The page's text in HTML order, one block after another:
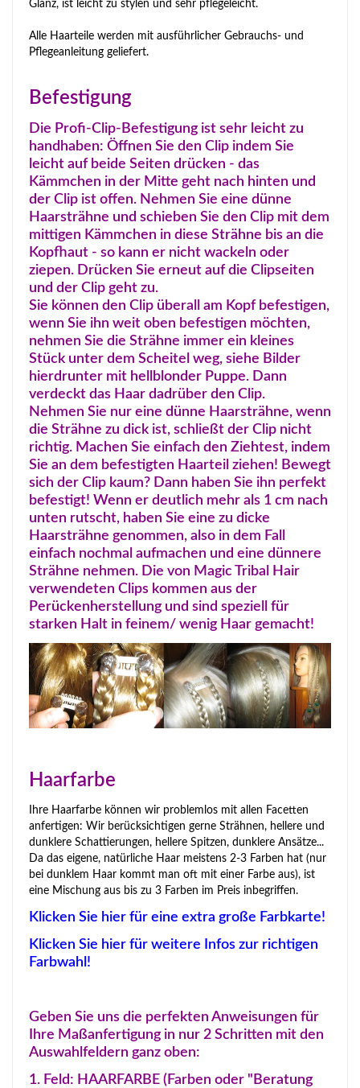
Glanz, ist leicht zu stylen und sehr pflegeleicht.
Alle Haarteile werden mit ausführlicher Gebrauchs- und
Pflegeanleitung geliefert.
Befestigung
Die Profi-Clip-Befestigung ist sehr leicht zu
handhaben: Öffnen Sie den Clip indem Sie
leicht auf beide Seiten drücken - das
Kämmchen in der Mitte geht nach hinten und
der Clip ist offen. Nehmen Sie eine dünne
Haarsträhne und schieben Sie den Clip mit dem
mittigen Kämmchen in diese Strähne bis an die
Kopfhaut - so kann er nicht wackeln oder
ziepen. Drücken Sie erneut auf die Clipseiten
und der Clip geht zu.
Sie können den Clip überall am Kopf befestigen,
wenn Sie ihn weit oben befestigen möchten,
nehmen Sie die Strähne immer ein kleines
Stück unter dem Scheitel weg, siehe Bilder
hierdrunter mit hellblonder Puppe. Dann
verdeckt das Haar dadrüber den Clip.
Nehmen Sie nur eine dünne Haarsträhne, wenn
die Strähne zu dick ist, schließt der Clip nicht
richtig. Machen Sie einfach den Ziehtest, indem
Sie an dem befestigten Haarteil ziehen! Bewegt
sich der Clip kaum? Dann haben Sie ihn perfekt
befestigt! Wenn er deutlich mehr als 1 cm nach
unten rutscht, haben Sie eine zu dicke
Haarsträhne genommen, also in dem Fall
einfach nochmal aufmachen und eine dünnere
Strähne nehmen. Die von Magic Tribal Hair
verwendeten Clips kommen aus der
Perückenherstellung und sind speziell für
starken Halt in feinem/ wenig Haar gemacht!
Haarfarbe
Ihre Haarfarbe können wir problemlos mit allen Facetten
anfertigen: Wir berücksichtigen gerne Strähnen, hellere und
dunklere Schattierungen, hellere Spitzen, dunklere Ansätze...
Da das eigene, natürliche Haar meistens 2-3 Farben hat (nur
bei dunklem Haar kommt man oft mit einer Farbe aus), ist
eine Mischung aus bis zu 3 Farben im Preis inbegriffen.
Klicken Sie hier für eine extra große Farbkarte!
Klicken Sie hier für weitere Infos zur richtigen
Farbwahl!
Geben Sie uns die perfekten Anweisungen für
Ihre Maßanfertigung in nur 2 Schritten mit den
Auswahlfeldern ganz oben:
1. Feld: HAARFARBE (Farben oder "Beratung